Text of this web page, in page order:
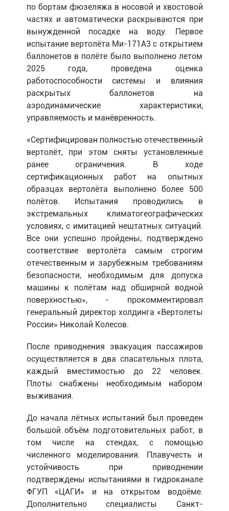
по бортам фюзеляжа в носовой и хвостовой
частях и автоматически раскрываются при
вынужденной посадке на воду. Первое
испытание вертолёта Ми-171А3 с открытием
баллонетов в полёте было выполнено летом
2025 года, проведена оценка
работоспособности системы и влияния
раскрытых баллонетов на
аэродинамические характеристики,
управляемость и манёвренность.
«Сертифицирован полностью отечественный
вертолёт, при этом сняты установленные
ранее ограничения. В ходе
сертификационных работ на опытных
образцах вертолёта выполнено более 500
полётов. Испытания проводились в
экстремальных климатогеографических
условиях, с имитацией нештатных ситуаций.
Все они успешно пройдены, подтверждено
соответствие вертолёта самым строгим
отечественным и зарубежным требованиям
безопасности, необходимым для допуска
машины к полётам над обширной водной
поверхностью», - прокомментировал
генеральный директор холдинга «Вертолеты
России» Николай Колесов.
После приводнения эвакуация пассажиров
осуществляется в два спасательных плота,
каждый вместимостью до 22 человек.
Плоты снабжены необходимым набором
выживания.
До начала лётных испытаний был проведен
большой объём подготовительных работ, в
том числе на стендах, с помощью
численного моделирования. Плавучесть и
устойчивость при приводнении
подтверждены испытаниями в гидроканале
ФГУП «ЦАГИ» и на открытом водоёме.
Дополнительно специалисты Санкт-